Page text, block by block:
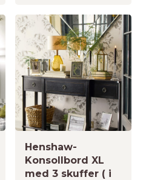
Henshaw-
Konsollbord XL
med 3 skuffer ( i
Dette
produktet
har
flere
varianter.
Alternativene
kan
velges
produktsiden